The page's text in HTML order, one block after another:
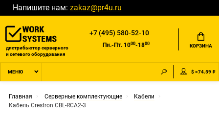
Напишите нам: zakaz@pr4u.ru
дистрибьютор серверного
и сетевого оборудования
+7 (495) 580-52-10
Пн.-Пт. 1000-1800 КОРЗИНА
МЕНЮ $ =74.59 ₽
Главная Серверные комплектующие
Кабели
Кабель Crestron CBL-RCA2-3